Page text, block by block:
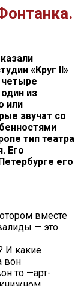
«Круг II»
четыре
из
или
звучат со
тип театра
Его
его
вместе
— это
И какие
вон
то —арт-